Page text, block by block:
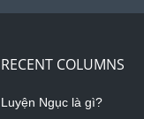
RECENT COLUMNS
Luyện Ngục là gì?